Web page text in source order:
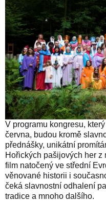
V programu kongresu,
června, budou kromě
přednášky, unikátní
Hořických pašijových her
film natočený ve střední
věnované historii i
čeká slavnostní odhalení
tradice a mnoho dalšího.